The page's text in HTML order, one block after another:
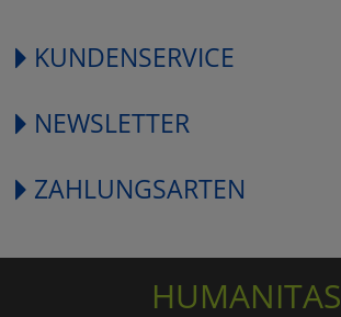
KUNDENSERVICE
NEWSLETTER
ZAHLUNGSARTEN
HUMANITAS